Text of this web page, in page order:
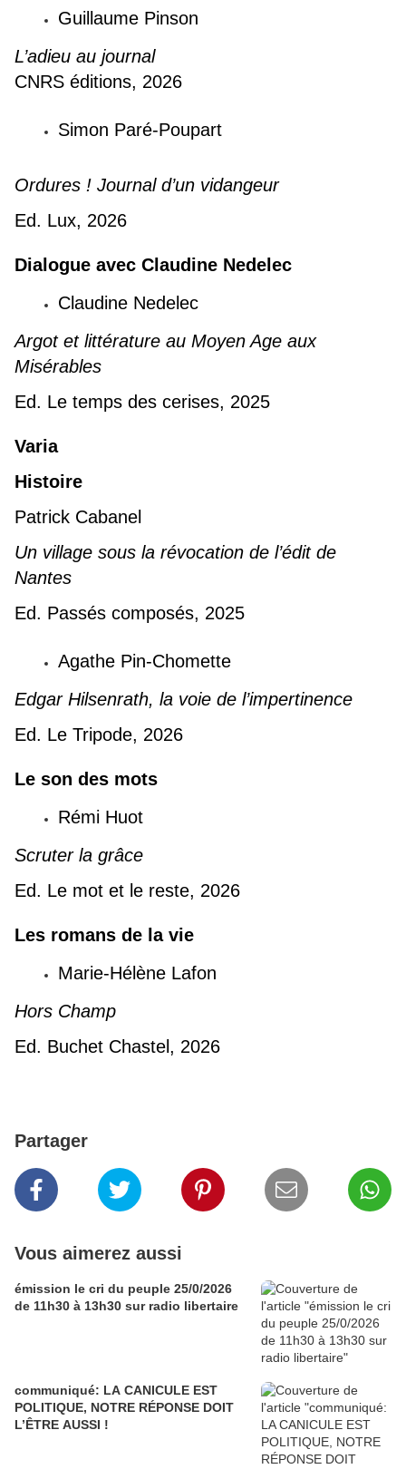
Guillaume Pinson
L’adieu au journal
CNRS éditions, 2026
Simon Paré-Poupart
Ordures ! Journal d’un vidangeur
Ed. Lux, 2026
Dialogue avec Claudine Nedelec
Claudine Nedelec
Argot et littérature au Moyen Age aux
Misérables
Ed. Le temps des cerises, 2025
Varia
Histoire
Patrick Cabanel
Un village sous la révocation de l’édit de
Nantes
Ed. Passés composés, 2025
Agathe Pin-Chomette
Edgar Hilsenrath, la voie de l’impertinence
Ed. Le Tripode, 2026
Le son des mots
Rémi Huot
Scruter la grâce
Ed. Le mot et le reste, 2026
Les romans de la vie
Marie-Hélène Lafon
Hors Champ
Ed. Buchet Chastel, 2026
Partager
Vous aimerez aussi
émission le cri du peuple 25/0/2026
de 11h30 à 13h30 sur radio libertaire
communiqué: LA CANICULE EST
POLITIQUE, NOTRE RÉPONSE DOIT
L’ÊTRE AUSSI !